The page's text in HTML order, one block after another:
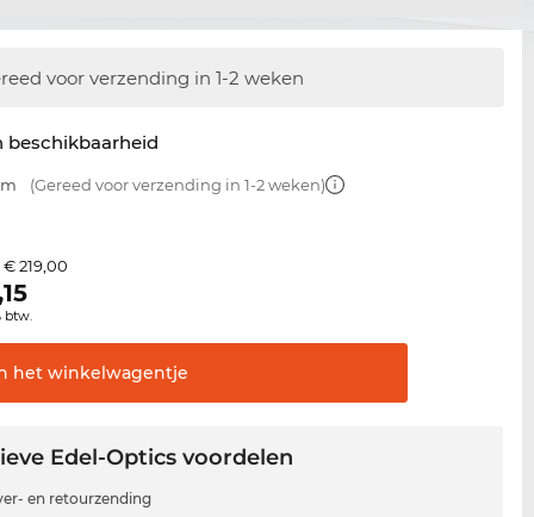
voor verzending in 1-2 weken
beschikbaarheid
(Gereed voor verzending in 1-2 weken)
€ 219,00
btw.
het winkelwagentje
Edel-Optics voordelen
en retourzending